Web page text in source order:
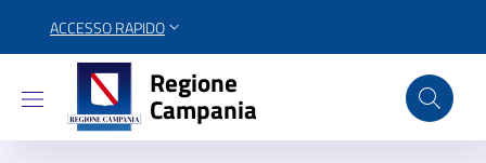
ACCESSO RAPIDO
Regione Campania
Regione
Campania